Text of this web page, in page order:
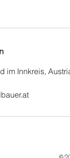
im Innkreis,